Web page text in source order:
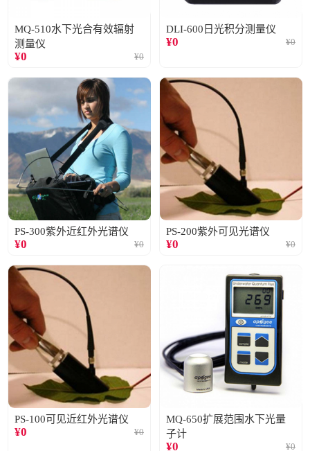
MQ-510水下光合有效辐射
测量仪
¥0 ¥0
DLI-600日光积分测量仪
¥0 ¥0
PS-300紫外近红外光谱仪
¥0 ¥0
PS-200紫外可见光谱仪
¥0 ¥0
PS-100可见近红外光谱仪
¥0 ¥0
MQ-650扩展范围水下光量
子计
¥0 ¥0